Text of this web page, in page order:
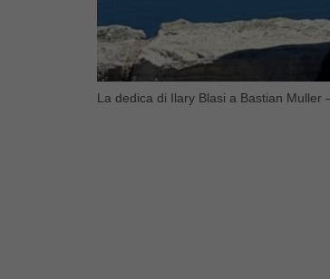
La dedica di Ilary Blasi a Bastian Muller